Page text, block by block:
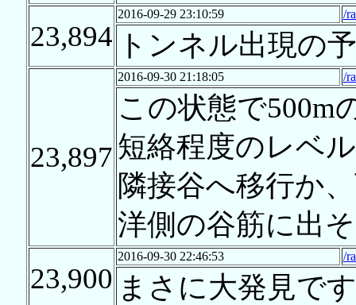
23,894
2016-09-29 23:10:59 /
トンネル出現の
23,897
2016-09-30 21:18:05 /
この状態で500m
短絡程度のレベ
隣接谷へ移行か
洋側の谷筋に出
23,900
2016-09-30 22:46:53 /
まさに大発見で